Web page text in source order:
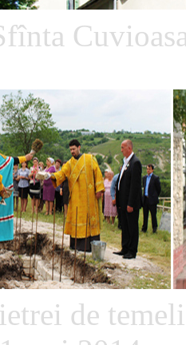
de